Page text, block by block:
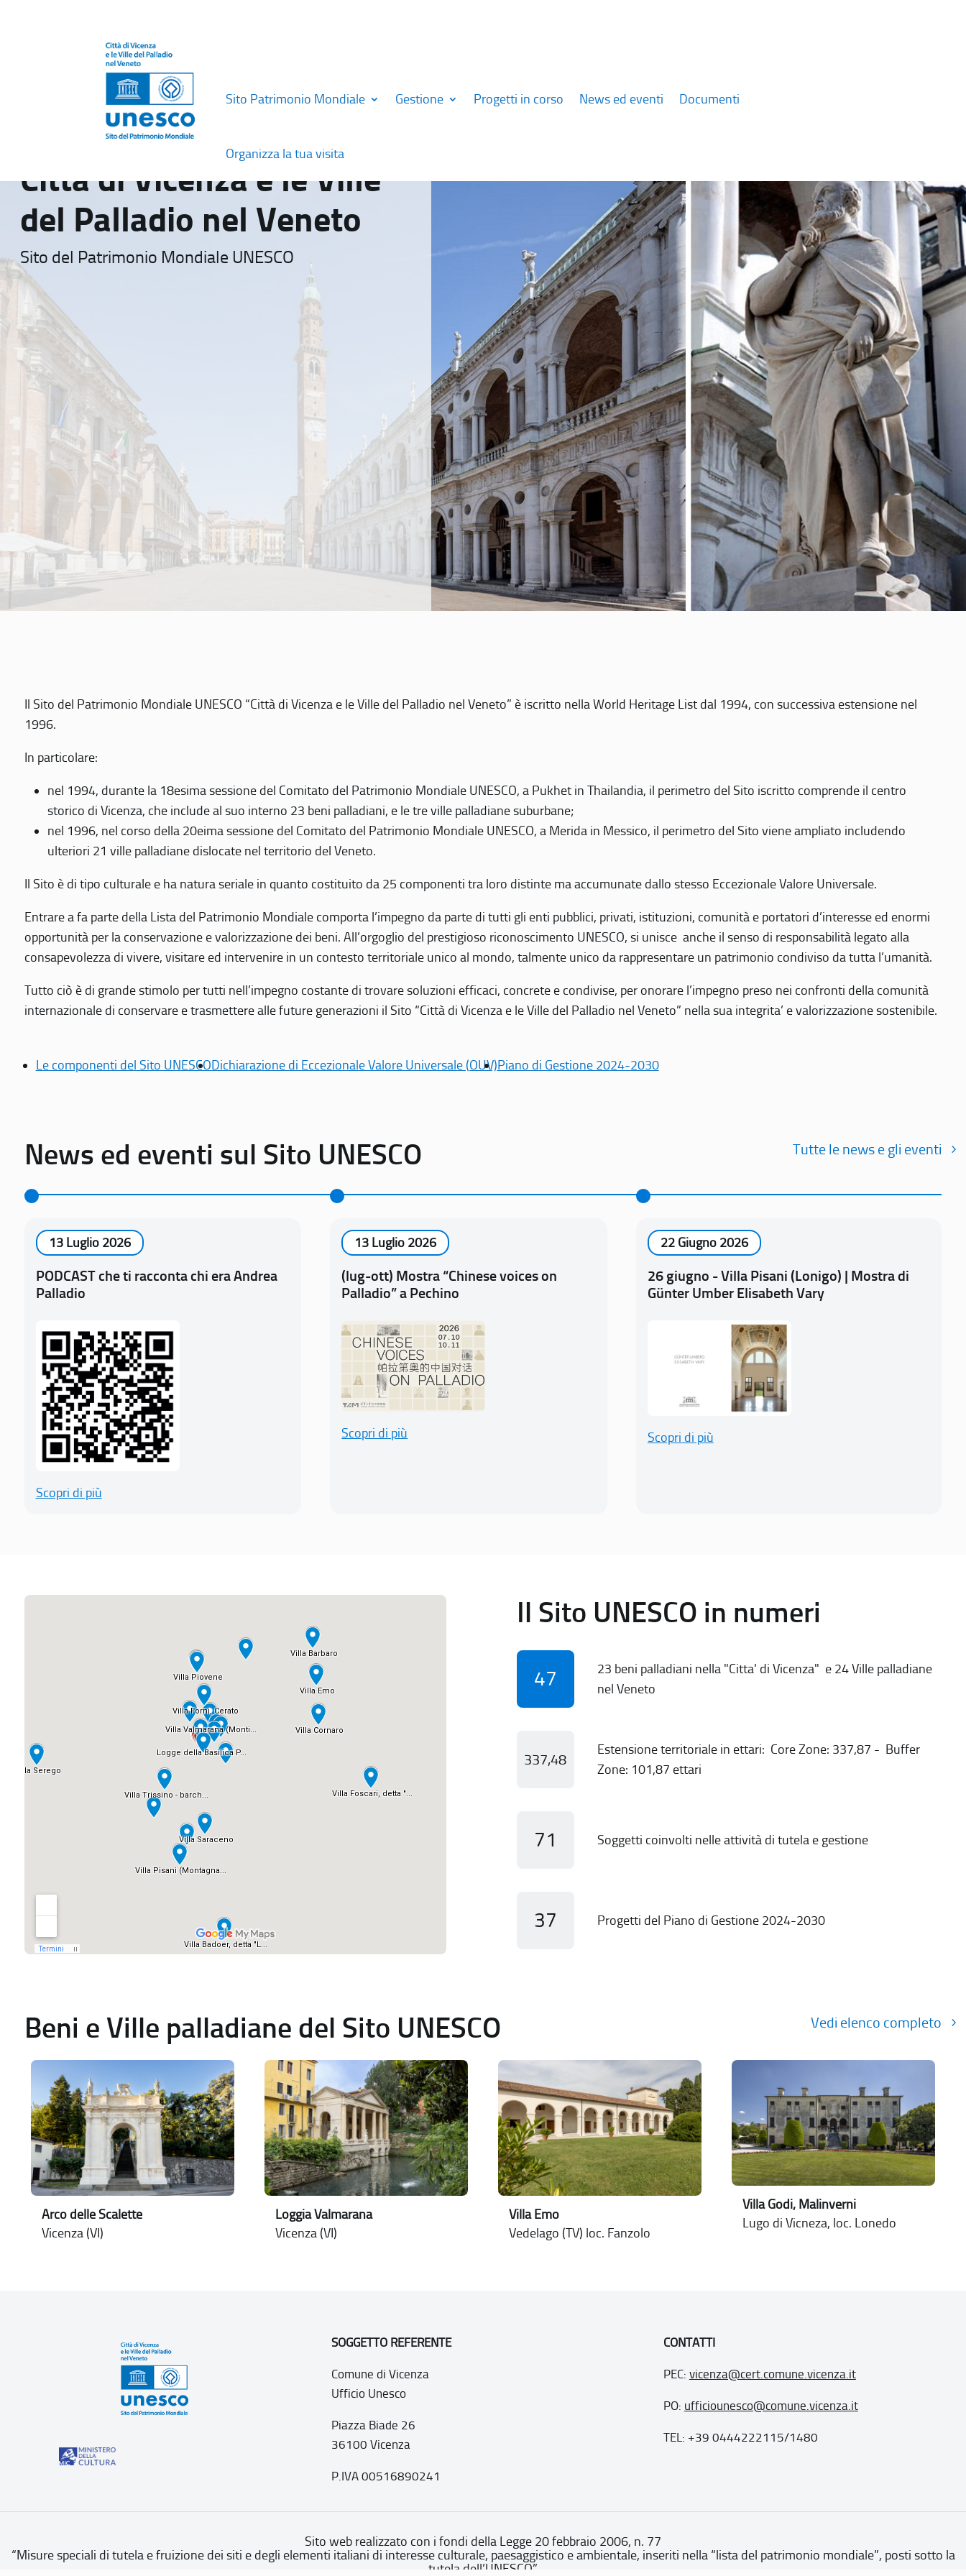
Sito Patrimonio Mondiale Gestione Progetti in corso News ed eventi Documenti
Organizza la tua visita
Città di Vicenza e le Ville
del Palladio nel Veneto
Sito del Patrimonio Mondiale UNESCO
Il Sito del Patrimonio Mondiale UNESCO “Città di Vicenza e le Ville del Palladio nel Veneto” è iscritto nella World Heritage List dal 1994, con successiva estensione nel
1996.
In particolare:
nel 1994, durante la 18esima sessione del Comitato del Patrimonio Mondiale UNESCO, a Pukhet in Thailandia, il perimetro del Sito iscritto comprende il centro
storico di Vicenza, che include al suo interno 23 beni palladiani, e le tre ville palladiane suburbane;
nel 1996, nel corso della 20eima sessione del Comitato del Patrimonio Mondiale UNESCO, a Merida in Messico, il perimetro del Sito viene ampliato includendo
ulteriori 21 ville palladiane dislocate nel territorio del Veneto.
Il Sito è di tipo culturale e ha natura seriale in quanto costituito da 25 componenti tra loro distinte ma accumunate dallo stesso Eccezionale Valore Universale.
Entrare a fa parte della Lista del Patrimonio Mondiale comporta l’impegno da parte di tutti gli enti pubblici, privati, istituzioni, comunità e portatori d’interesse ed enormi
opportunità per la conservazione e valorizzazione dei beni. All’orgoglio del prestigioso riconoscimento UNESCO, si unisce anche il senso di responsabilità legato alla
consapevolezza di vivere, visitare ed intervenire in un contesto territoriale unico al mondo, talmente unico da rappresentare un patrimonio condiviso da tutta l’umanità.
Tutto ciò è di grande stimolo per tutti nell’impegno costante di trovare soluzioni efficaci, concrete e condivise, per onorare l’impegno preso nei confronti della comunità
internazionale di conservare e trasmettere alle future generazioni il Sito “Città di Vicenza e le Ville del Palladio nel Veneto” nella sua integrita’ e valorizzazione sostenibile.
Le componenti del Sito UNESCODichiarazione di Eccezionale Valore Universale (OUV)Piano di Gestione 2024-2030
News ed eventi sul Sito UNESCO Tutte le news e gli eventi
13 Luglio 2026
PODCAST che ti racconta chi era Andrea
Palladio
Scopri di più
13 Luglio 2026
(lug-ott) Mostra “Chinese voices on
Palladio” a Pechino
Scopri di più
22 Giugno 2026
26 giugno - Villa Pisani (Lonigo) | Mostra di
Günter Umber Elisabeth Vary
Scopri di più
Il Sito UNESCO in numeri
47
23 beni palladiani nella "Citta' di Vicenza" e 24 Ville palladiane
nel Veneto
337,48
Estensione territoriale in ettari: Core Zone: 337,87 - Buffer
Zone: 101,87 ettari
71 Soggetti coinvolti nelle attività di tutela e gestione
37 Progetti del Piano di Gestione 2024-2030
Beni e Ville palladiane del Sito UNESCO Vedi elenco completo
Arco delle Scalette
Vicenza (VI)
Loggia Valmarana
Vicenza (VI)
Villa Emo
Vedelago (TV) loc. Fanzolo
Villa Godi, Malinverni
Lugo di Vicneza, loc. Lonedo
SOGGETTO REFERENTE
Comune di Vicenza
Ufficio Unesco
Piazza Biade 26
36100 Vicenza
P.IVA 00516890241
CONTATTI
PEC: vicenza@cert.comune.vicenza.it
PO: ufficiounesco@comune.vicenza.it
TEL: +39 0444222115/1480
Sito web realizzato con i fondi della Legge 20 febbraio 2006, n. 77
“Misure speciali di tutela e fruizione dei siti e degli elementi italiani di interesse culturale, paesaggistico e ambientale, inseriti nella “lista del patrimonio mondiale”, posti sotto la
tutela dell’UNESCO”